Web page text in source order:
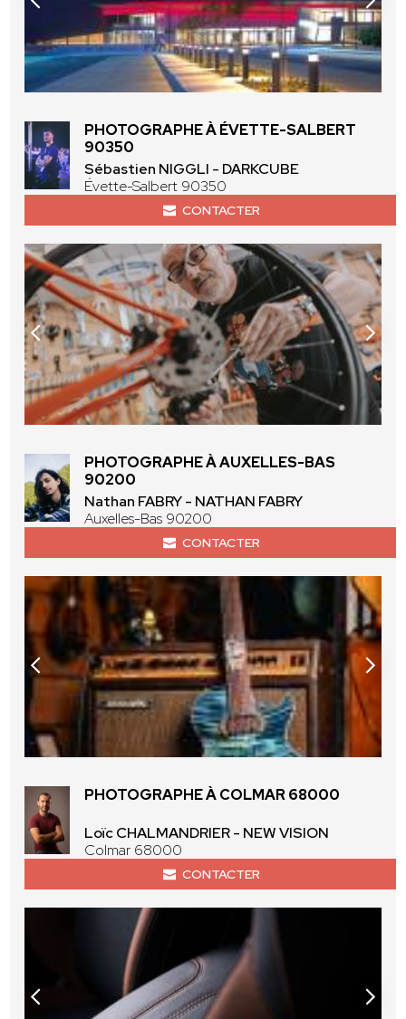
PHOTOGRAPHE À ÉVETTE-SALBERT
90350
Sébastien NIGGLI - DARKCUBE
Évette-Salbert 90350
CONTACTER
PHOTOGRAPHE À AUXELLES-BAS
90200
Nathan FABRY - NATHAN FABRY
Auxelles-Bas 90200
CONTACTER
PHOTOGRAPHE À COLMAR 68000
Loïc CHALMANDRIER - NEW VISION
Colmar 68000
CONTACTER